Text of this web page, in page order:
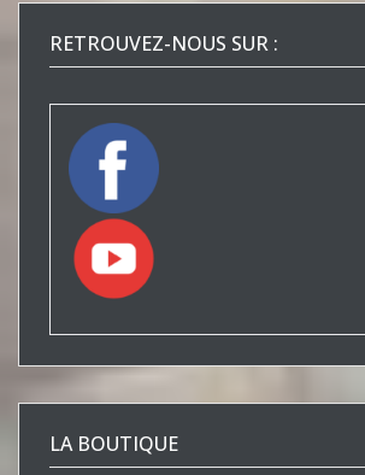
RETROUVEZ-NOUS SUR :
LA BOUTIQUE